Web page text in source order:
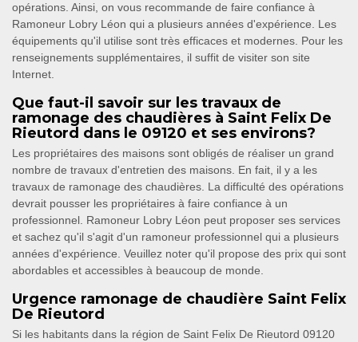
opérations. Ainsi, on vous recommande de faire confiance à
Ramoneur Lobry Léon qui a plusieurs années d'expérience. Les
équipements qu'il utilise sont très efficaces et modernes. Pour les
renseignements supplémentaires, il suffit de visiter son site
Internet.
Que faut-il savoir sur les travaux de
ramonage des chaudières à Saint Felix De
Rieutord dans le 09120 et ses environs?
Les propriétaires des maisons sont obligés de réaliser un grand
nombre de travaux d'entretien des maisons. En fait, il y a les
travaux de ramonage des chaudières. La difficulté des opérations
devrait pousser les propriétaires à faire confiance à un
professionnel. Ramoneur Lobry Léon peut proposer ses services
et sachez qu'il s'agit d'un ramoneur professionnel qui a plusieurs
années d'expérience. Veuillez noter qu'il propose des prix qui sont
abordables et accessibles à beaucoup de monde.
Urgence ramonage de chaudière Saint Felix
De Rieutord
Si les habitants dans la région de Saint Felix De Rieutord 09120